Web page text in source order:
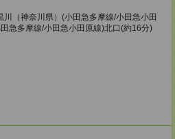
（神奈川県）(小田急多摩線/小田急小田
急多摩線/小田急小田原線)北口(約16分)